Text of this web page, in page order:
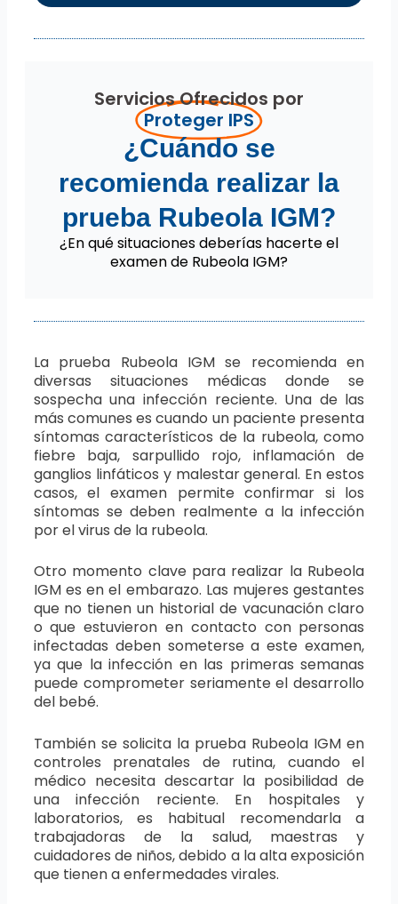
Servicios Ofrecidos por
Proteger IPS
¿Cuándo se
recomienda realizar la
prueba Rubeola IGM?
¿En qué situaciones deberías hacerte el
examen de Rubeola IGM?
La prueba Rubeola IGM se recomienda en
diversas situaciones médicas donde se
sospecha una infección reciente. Una de las
más comunes es cuando un paciente presenta
síntomas característicos de la rubeola, como
fiebre baja, sarpullido rojo, inflamación de
ganglios linfáticos y malestar general. En estos
casos, el examen permite confirmar si los
síntomas se deben realmente a la infección
por el virus de la rubeola.
Otro momento clave para realizar la Rubeola
IGM es en el embarazo. Las mujeres gestantes
que no tienen un historial de vacunación claro
o que estuvieron en contacto con personas
infectadas deben someterse a este examen,
ya que la infección en las primeras semanas
puede comprometer seriamente el desarrollo
del bebé.
También se solicita la prueba Rubeola IGM en
controles prenatales de rutina, cuando el
médico necesita descartar la posibilidad de
una infección reciente. En hospitales y
laboratorios, es habitual recomendarla a
trabajadoras de la salud, maestras y
cuidadores de niños, debido a la alta exposición
que tienen a enfermedades virales.